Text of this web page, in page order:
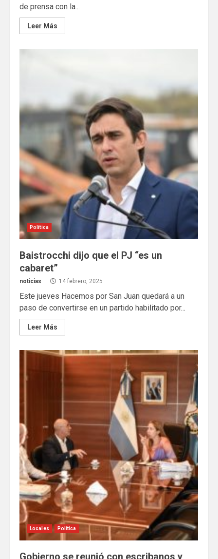
de prensa con la...
Leer Más
Política
Baistrocchi dijo que el PJ “es un
cabaret”
noticias 14 febrero, 2025
Este jueves Hacemos por San Juan quedará a un
paso de convertirse en un partido habilitado por...
Leer Más
Locales Política
Gobierno se reunió con escribanos y